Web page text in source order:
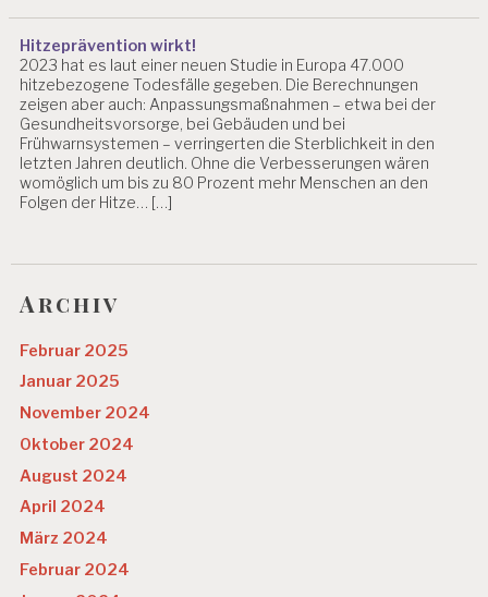
Hitzeprävention wirkt!
2023 hat es laut einer neuen Studie in Europa 47.000
hitzebezogene Todesfälle gegeben. Die Berechnungen
zeigen aber auch: Anpassungsmaßnahmen – etwa bei der
Gesundheitsvorsorge, bei Gebäuden und bei
Frühwarnsystemen – verringerten die Sterblichkeit in den
letzten Jahren deutlich. Ohne die Verbesserungen wären
womöglich um bis zu 80 Prozent mehr Menschen an den
Folgen der Hitze… […]
Archiv
Februar 2025
Januar 2025
November 2024
Oktober 2024
August 2024
April 2024
März 2024
Februar 2024